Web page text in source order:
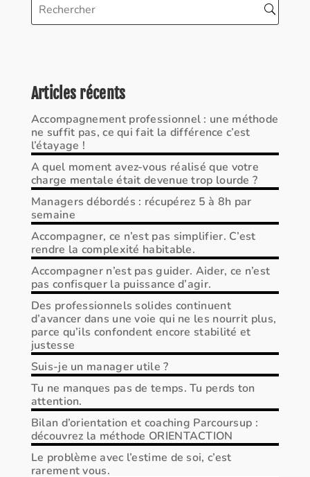
Articles récents
Accompagnement professionnel : une méthode
ne suffit pas, ce qui fait la différence c’est
l’étayage !
A quel moment avez-vous réalisé que votre
charge mentale était devenue trop lourde ?
Managers débordés : récupérez 5 à 8h par
semaine
Accompagner, ce n’est pas simplifier. C’est
rendre la complexité habitable.
Accompagner n’est pas guider. Aider, ce n’est
pas confisquer la puissance d’agir.
Des professionnels solides continuent
d’avancer dans une voie qui ne les nourrit plus,
parce qu’ils confondent encore stabilité et
justesse
Suis-je un manager utile ?
Tu ne manques pas de temps. Tu perds ton
attention.
Bilan d’orientation et coaching Parcoursup :
découvrez la méthode ORIENTACTION
Le problème avec l’estime de soi, c’est
rarement vous.